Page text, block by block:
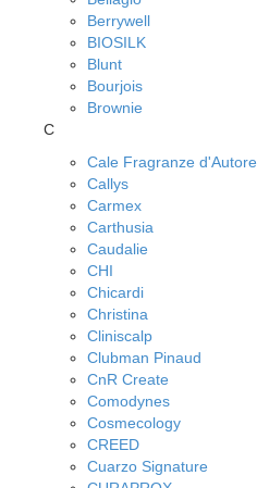
Berrywell
BIOSILK
Blunt
Bourjois
Brownie
C
Cale Fragranze d'Autore
Callys
Carmex
Carthusia
Caudalie
CHI
Chicardi
Christina
Cliniscalp
Clubman Pinaud
CnR Create
Comodynes
Cosmecology
CREED
Cuarzo Signature